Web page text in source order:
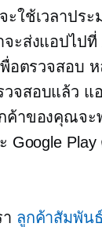
ะใช้เวลาปร
จะส่งแอปไปที่
พื่อตรวจสอบ
จสอบแล้ว แ
ค้าของคุณจ
Google
ลูกค้าสัมพันธ์